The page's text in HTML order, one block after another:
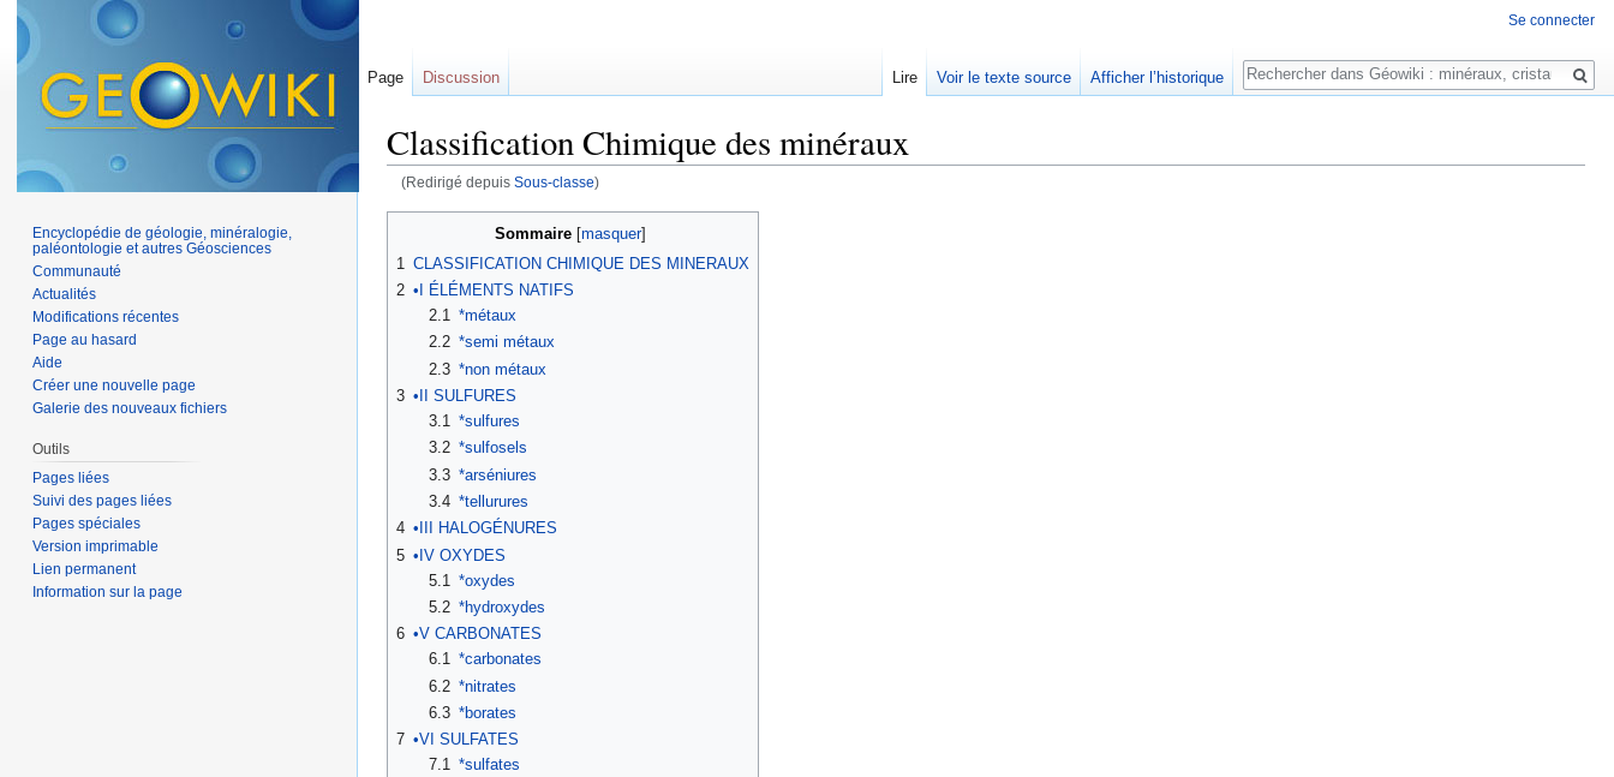
Classification Chimique des minéraux
(Redirigé depuis Sous-classe)
Sommaire [masquer]
1 CLASSIFICATION CHIMIQUE DES MINERAUX
2 •I ÉLÉMENTS NATIFS
2.1
*métaux
2.2 *semi métaux
2.3 *non métaux
3 •II SULFURES
3.1
*sulfures
3.2 *sulfosels
3.3 *arséniures
3.4 *tellurures
4 •III HALOGÉNURES
5 •IV OXYDES
5.1 *oxydes
5.2 *hydroxydes
6 •V CARBONATES
6.1 *carbonates
6.2 *nitrates
6.3 *borates
7 •VI SULFATES
7.1 *sulfates
Se connecter
Page Discussion Lire Voir le texte source Afficher l’historique
Rechercher
Encyclopédie de géologie, minéralogie,
paléontologie et autres Géosciences
Communauté
Actualités
Modifications récentes
Page au hasard
Aide
Créer une nouvelle page
Galerie des nouveaux fichiers
Outils
Pages liées
Suivi des pages liées
Pages spéciales
Version imprimable
Lien permanent
Information sur la page